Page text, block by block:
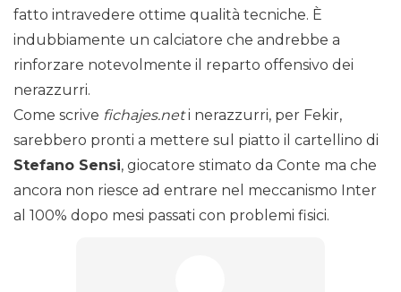
fatto intravedere ottime qualità tecniche. È
indubbiamente un calciatore che andrebbe a
rinforzare notevolmente il reparto offensivo dei
nerazzurri.
Come scrive fichajes.neti nerazzurri, per Fekir,
sarebbero pronti a mettere sul piatto il cartellino di
Stefano Sensi, giocatore stimato da Conte ma che
ancora non riesce ad entrare nel meccanismo Inter
al 100% dopo mesi passati con problemi fisici.